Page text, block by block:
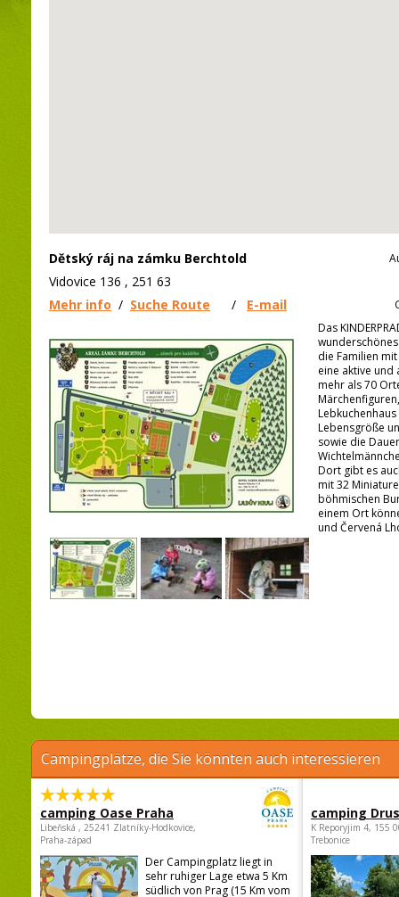
Dětský ráj na zámku Berchtold
Vidovice 136 , 251 63
Mehr info / Suche Route / E-mail
Das
die Familien
eine aktive und
mehr als 70
Lebensgröße
sowie die
Dort gibt es
mit 32
böhmischen
einem Ort
und Červená
Campingplätze, die Sie könnten auch interessieren
camping Oase Praha
Libeňská , 25241 Zlatníky-Hodkovice,
Praha-západ
Der Campingplatz liegt in
sehr ruhiger Lage etwa 5 Km
südlich von Prag (15 Km vom
camping
K Reporyjim 4, 155
Trebonice